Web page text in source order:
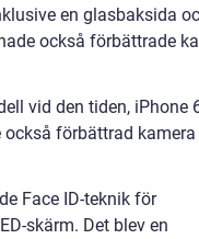
en glasbaksida
också förbättrade
vid den tiden, iPhone
förbättrad
Face ID-teknik för
skärm. Det blev en